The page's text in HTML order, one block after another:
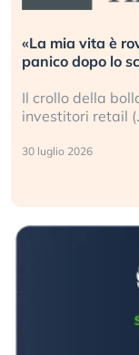
«La mia vita è
panico dopo lo
Il crollo della
investitori retail
30 luglio 2026